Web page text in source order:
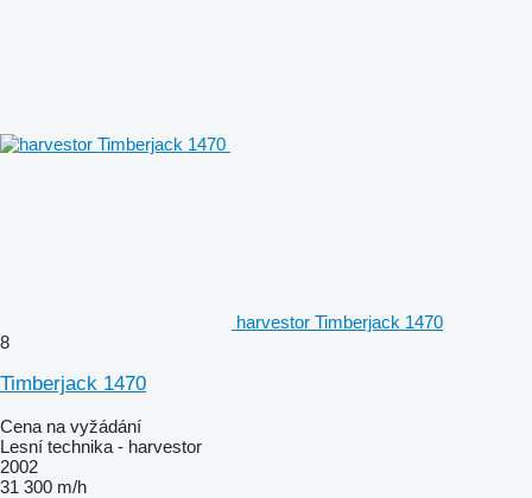
harvestor Timberjack 1470
8
Timberjack 1470
Cena na vyžádání
Lesní technika - harvestor
2002
31 300 m/h